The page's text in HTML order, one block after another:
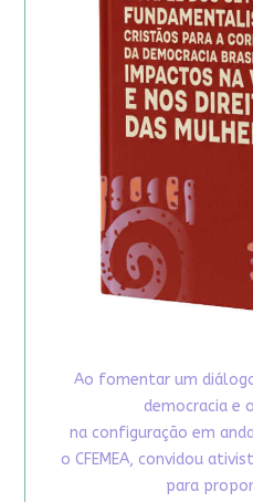
Ao fomentar um
democracia e
na configuração em
o CFEMEA, convidou
para